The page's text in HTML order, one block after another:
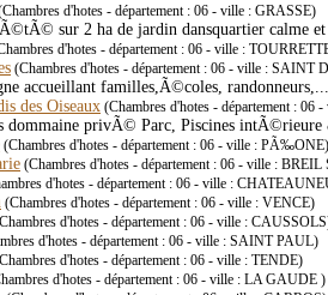
d'hotes - département : 06 - ville : GRASSE)
sur 2 ha de jardin dansquartier calme
d'hotes - département : 06 - ville :
(Chambres d'hotes - département : 06 - ville :
accueillant familles,Ã©coles,
des Oiseaux (Chambres d'hotes - département :
dommaine privÃ© Parc, Piscines
(Chambres d'hotes - département : 06 - ville : PÃ‰ONE)
(Chambres d'hotes - département : 06 - ville :
d'hotes - département : 06 - ville :
(Chambres d'hotes - département : 06 - ville : VENCE)
d'hotes - département : 06 - ville :
d'hotes - département : 06 - ville : SAINT PAUL)
d'hotes - département : 06 - ville : TENDE)
d'hotes - département : 06 - ville : LA GAUDE )